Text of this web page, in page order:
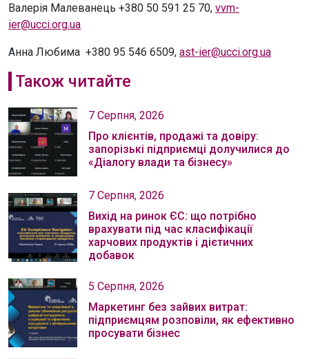
Валерія Малеванець +380 50 591 25 70, vvm-
ier@ucci.org.ua
Анна Любима +380 95 546 6509, ast-ier@ucci.org.ua
Також читайте
7 Серпня, 2026
Про клієнтів, продажі та довіру:
запорізькі підприємці долучилися до
«Діалогу влади та бізнесу»
7 Серпня, 2026
Вихід на ринок ЄС: що потрібно
врахувати під час класифікації
харчових продуктів і дієтичних
добавок
5 Серпня, 2026
Маркетинг без зайвих витрат:
підприємцям розповіли, як ефективно
просувати бізнес